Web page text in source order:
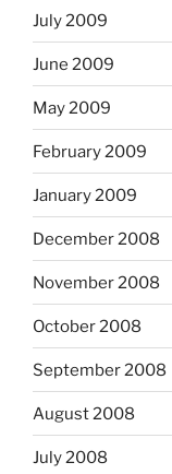
July 2009
June 2009
May 2009
February 2009
January 2009
December 2008
November 2008
October 2008
September 2008
August 2008
July 2008